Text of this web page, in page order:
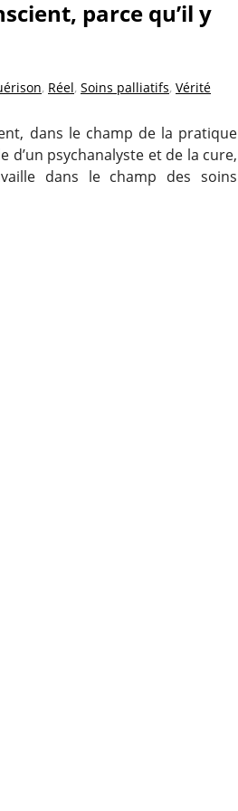
parce qu’il y
, Réel, Soins palliatifs, Vérité
dans le champ de la pratique
d’un psychanalyste et de la cure,
dans le champ des soins